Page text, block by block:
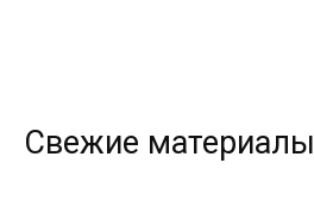
Свежие материалы